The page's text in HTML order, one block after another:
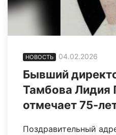
НОВОСТЬ 04.02.2026
Бывший
Тамбова Лидия
отмечает 75-
Поздравительный